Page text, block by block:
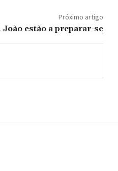
Próximo artigo
João estão a preparar-se